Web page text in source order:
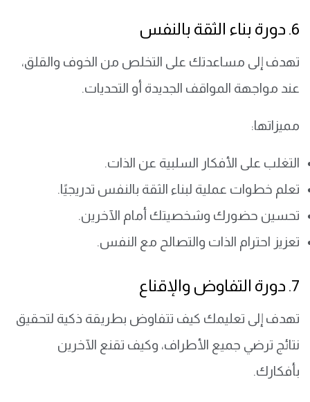
6. دورة بناء الثقة بالنفس
تهدف إلى مساعدتك على التخلص من الخوف والقلق،
عند مواجهة المواقف الجديدة أو التحديات.
مميزاتها:
التغلب على الأفكار السلبية عن الذات.
تعلم خطوات عملية لبناء الثقة بالنفس تدريجيًا.
تحسين حضورك وشخصيتك أمام الآخرين.
تعزيز احترام الذات والتصالح مع النفس.
7. دورة التفاوض والإقناع
تهدف إلى تعليمك كيف تتفاوض بطريقة ذكية لتحقيق
نتائج ترضي جميع الأطراف، وكيف تقنع الآخرين
بأفكارك.